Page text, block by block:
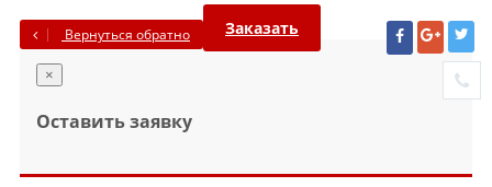
Вернуться обратно Заказать
×
Оставить заявку